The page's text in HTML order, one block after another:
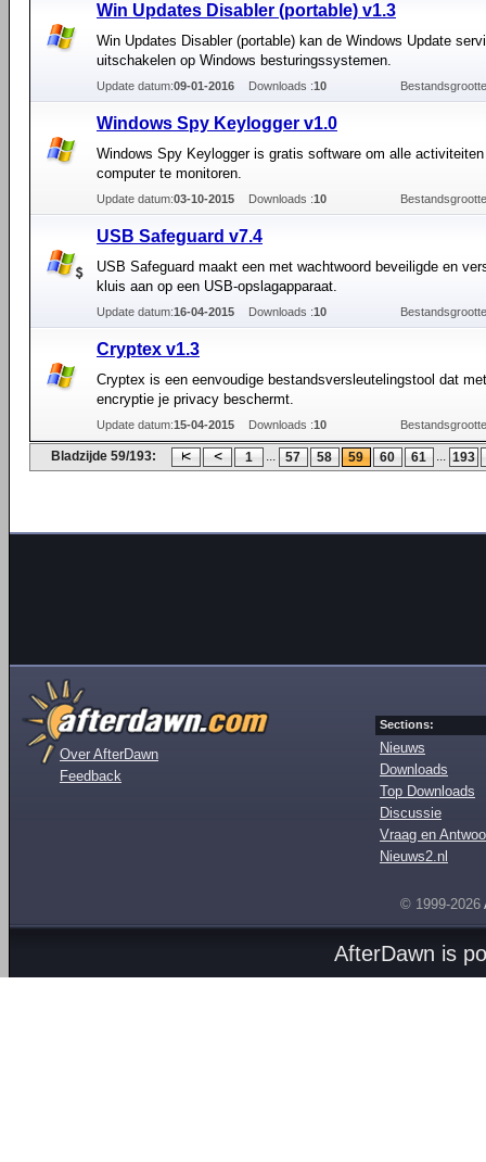
Win Updates Disabler (portable) v1.3
Win Updates Disabler (portable) kan de Windows Update
uitschakelen op Windows besturingssystemen.
Update datum:09-01-2016 Downloads :10
Windows Spy Keylogger v1.0
Windows Spy Keylogger is gratis software om alle
computer te monitoren.
Update datum:03-10-2015 Downloads :10
USB Safeguard v7.4
USB Safeguard maakt een met wachtwoord beveiligde en
kluis aan op een USB-opslagapparaat.
Update datum:16-04-2015 Downloads :10
Cryptex v1.3
Cryptex is een eenvoudige bestandsversleutelingstool dat
encryptie je privacy beschermt.
Update datum:15-04-2015 Downloads :10
Bladzijde 59/193: 1 ... 57 58 59 60 61 ... 193
Over AfterDawn
Feedback
Sections:
Nieuws
Downloads
Top Downloads
Discussie
Vraag en
Nieuws2.nl
© 1999-2026
AfterDawn is